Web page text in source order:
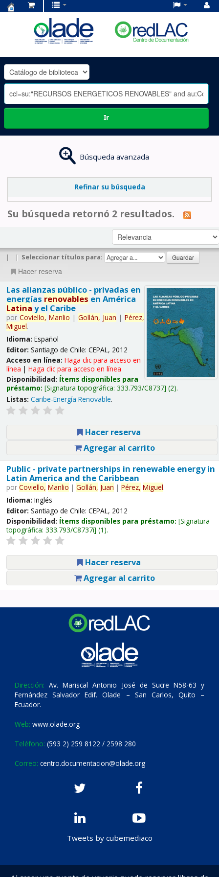
OLADE
-
Ir
Búsqueda avanzada
Refinar su búsqueda
Su búsqueda retornó 2 resultados.
| | Seleccionar títulos para:
Hacer reserva
Las alianzas público - privadas en
energías renovables en América
Latina y el Caribe
por Coviello, Manlio | Gollán, Juan | Pérez,
Miguel.
Idioma: Español
Editor: Santiago de Chile: CEPAL, 2012
Acceso en línea: Haga clic para acceso en
línea | Haga clic para acceso en línea
Disponibilidad: Ítems disponibles para
préstamo: Signatura topográfica: 333.793/C8737 (2).
Listas: Caribe-Energía Renovable.
Hacer reserva
Agregar al carrito
Public - private partnerships in renewable energy in
Latin America and the Caribbean
por Coviello, Manlio | Gollán, Juan | Pérez, Miguel.
Idioma: Inglés
Editor: Santiago de Chile: CEPAL, 2012
Disponibilidad: Ítems disponibles para préstamo: Signatura
topográfica: 333.793/C8737i (1).
Hacer reserva
Agregar al carrito
Dirección: Av. Mariscal Antonio José de Sucre N58-63 y
Fernández Salvador Edif. Olade – San Carlos, Quito –
Ecuador.
Web: www.olade.org
Teléfono: (593 2) 259 8122 / 2598 280
Correo: centro.documentacion@olade.org
Tweets by cubemediaco